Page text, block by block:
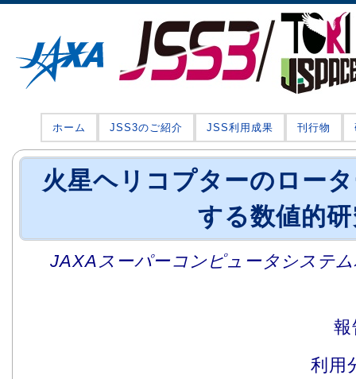
ホーム JSS3のご紹介 JSS利用成果 刊行物
火星ヘリコプターのロー
する数値的
JAXAスーパーコンピュータシステ
報
利用